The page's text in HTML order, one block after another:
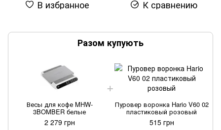
В избранное К сравнению
Разом купують
Весы для кофе MHW-
3BOMBER белые
2 279 грн
Пуровер воронка Hario V60 02
пластиковый розовый
515 грн